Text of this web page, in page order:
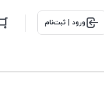
ورود | ثبت‌نام